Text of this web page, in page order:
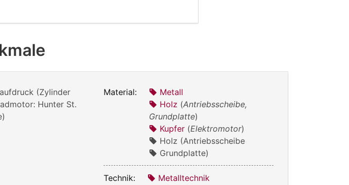
(Zylinder
Hunter St.
Material:
Metall
Holz (Antriebsscheibe,
Grundplatte)
Kupfer(Elektromotor)
Holz (Antriebsscheibe
Grundplatte)
Technik: Metalltechnik